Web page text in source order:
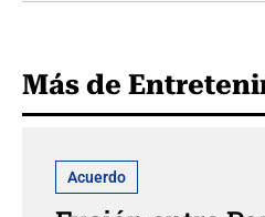
Más de
Acuerdo